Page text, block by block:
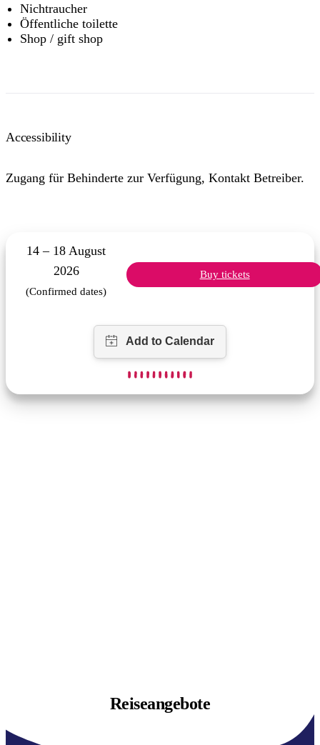
Nichtraucher
Öffentliche toilette
Shop / gift shop
Accessibility
Zugang für Behinderte zur Verfügung, Kontakt Betreiber.
14 – 18 August
2026
(Confirmed dates)
Buy tickets
Reiseangebote